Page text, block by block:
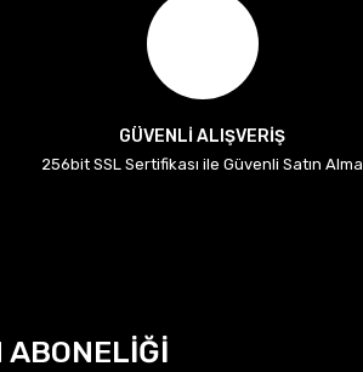
GÜVENLİ ALIŞVERİŞ
256bit SSL Sertifikası ile Güvenli Satın Alma